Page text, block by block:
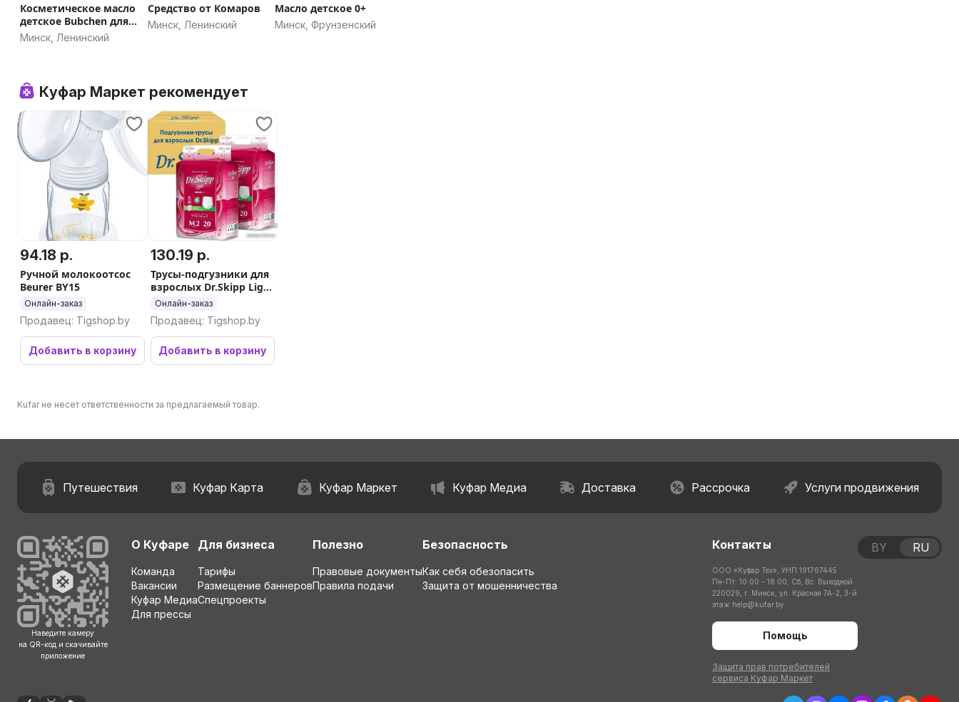
Косметическое масло
детское Bubchen для
младенцев
Минск, Ленинский
Средство от Комаров
Минск, Ленинский
Масло детское 0+
Минск, Фрунзенский
Куфар Маркет рекомендует
94.18 р.
Ручной молокоотсос
Beurer BY15
Онлайн-заказ
Продавец: Tigshop.by
Добавить в корзину
130.19 р.
Трусы-подгузники для
взрослых Dr.Skipp Light
M2 (80 шт)
Онлайн-заказ
Продавец: Tigshop.by
Добавить в корзину
Kufar не несет ответственности за предлагаемый товар.
Путешествия Куфар Карта Куфар Маркет Куфар Медиа Доставка Рассрочка Услуги продвижения
Наведите камеру
на QR-код и скачивайте
приложение
О Куфаре
Команда
Вакансии
Куфар Медиа
Для прессы
Для бизнеса
Тарифы
Размещение баннеров
Спецпроекты
Полезно
Правовые документы
Правила подачи
Безопасность
Как себя обезопасить
Защита от мошенничества
Контакты
ООО «Куфар Тех», УНП 191767445
Пн-Пт: 10:00 – 18:00; Сб, Вс: Выходной
220029, г. Минск, ул. Красная 7А-2, 3-й
этаж help@kufar.by
Помощь
Защита прав потребителей
сервиса Куфар Маркет
BY RU